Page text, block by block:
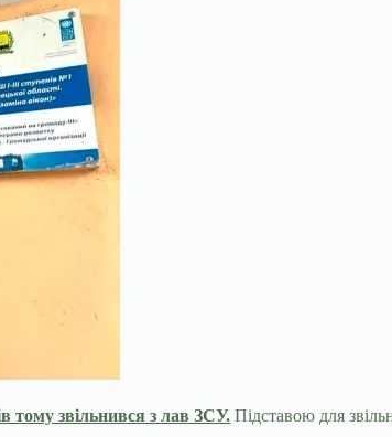
тому звільнився з лав ЗСУ. Підставою для